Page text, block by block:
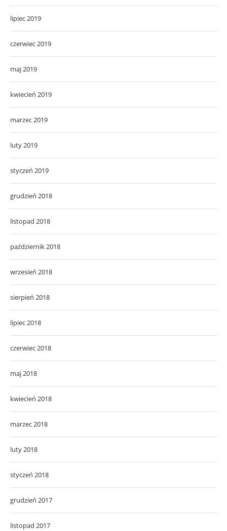
lipiec 2019
czerwiec 2019
maj 2019
kwiecień 2019
marzec 2019
luty 2019
styczeń 2019
grudzień 2018
listopad 2018
październik 2018
wrzesień 2018
sierpień 2018
lipiec 2018
czerwiec 2018
maj 2018
kwiecień 2018
marzec 2018
luty 2018
styczeń 2018
grudzień 2017
listopad 2017